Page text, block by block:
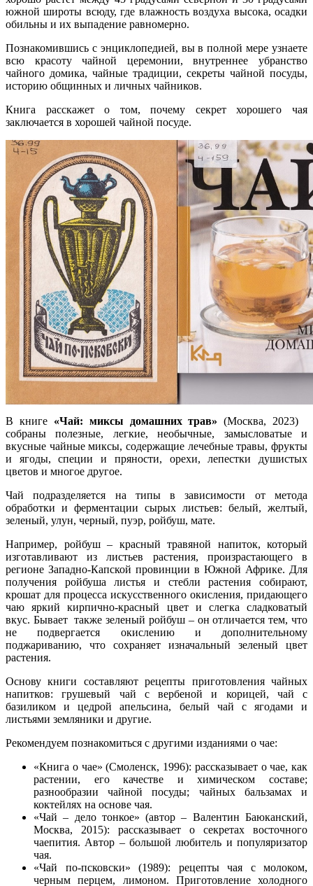
южной широты всюду, где влажность воздуха высока, осадки
обильны и их выпадение равномерно.
Познакомившись с энциклопедией, вы в полной мере узнаете
всю красоту чайной церемонии, внутреннее убранство
чайного домика, чайные традиции, секреты чайной посуды,
историю общинных и личных чайников.
Книга расскажет о том, почему секрет хорошего чая
заключается в хорошей чайной посуде.
В книге «Чай: миксы домашних трав» (Москва, 2023)
собраны полезные, легкие, необычные, замысловатые и
вкусные чайные миксы, содержащие лечебные травы, фрукты
и ягоды, специи и пряности, орехи, лепестки душистых
цветов и многое другое.
Чай подразделяется на типы в зависимости от метода
обработки и ферментации сырых листьев: белый, желтый,
зеленый, улун, черный, пуэр, ройбуш, мате.
Например, ройбуш – красный травяной напиток, который
изготавливают из листьев растения, произрастающего в
регионе Западно-Капской провинции в Южной Африке. Для
получения ройбуша листья и стебли растения собирают,
крошат для процесса искусственного окисления, придающего
чаю яркий кирпично-красный цвет и слегка сладковатый
вкус. Бывает также зеленый ройбуш – он отличается тем, что
не подвергается окислению и дополнительному
поджариванию, что сохраняет изначальный зеленый цвет
растения.
Основу книги составляют рецепты приготовления чайных
напитков: грушевый чай с вербеной и корицей, чай с
базиликом и цедрой апельсина, белый чай с ягодами и
листьями земляники и другие.
Рекомендуем познакомиться с другими изданиями о чае:
«Книга о чае» (Смоленск, 1996): рассказывает о чае, как
растении, его качестве и химическом составе;
разнообразии чайной посуды; чайных бальзамах и
коктейлях на основе чая.
«Чай – дело тонкое» (автор – Валентин Баюканский,
Москва, 2015): рассказывает о секретах восточного
чаепития. Автор – большой любитель и популяризатор
чая.
«Чай по-псковски» (1989): рецепты чая с молоком,
черным перцем, лимоном. Приготовление холодного